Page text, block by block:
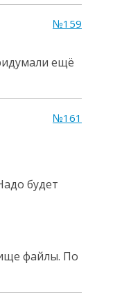
№159
ещё
№161
будет
файлы. По